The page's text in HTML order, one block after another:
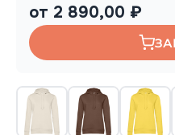
от 2 890,00 ₽